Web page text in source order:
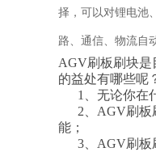
择，可以对锂电池
路、通信、物流自
AGV刷板刷块
的益处有哪些呢
1、无论你在什
2、AGV刷板
能；
3、AGV刷板